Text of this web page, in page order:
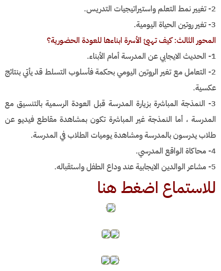
2- تغيير نمط التعلم واستيراتيجيات التدريس.
3- تغير روتين الحياة اليومية.
المحور الثالث: كيف تهيئ الأسرة ابناءها للعودة الحضورية؟
1- الحديث الايجابي عن المدرسة أمام الأبناء.
2- التعامل مع تغير الروتين اليومي بحكمة فأسلوب التسلط قد يأتي بنتائج
عكسية.
3- النمذجة المباشرة بزيارة المدرسة قبل العودة الرسمية بالتنسيق مع
المدرسة ، أما النمذجة غير المباشرة تكون بمشاهدة مقاطع فيديو عن
طلاب يدرسون بالمدرسة ومشاهدة يوميات الطلاب في المدرسة.
4- محاكاة الواقع المدرسي.
5- مشاعر الوالدين الايجابية عند وداع الطفل واستقباله.
للاستماع اضغط هنا